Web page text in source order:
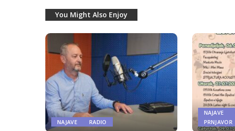
You Might Also Enjoy
NAJAVE RADIO
NAJAVE
PRNJAVOR